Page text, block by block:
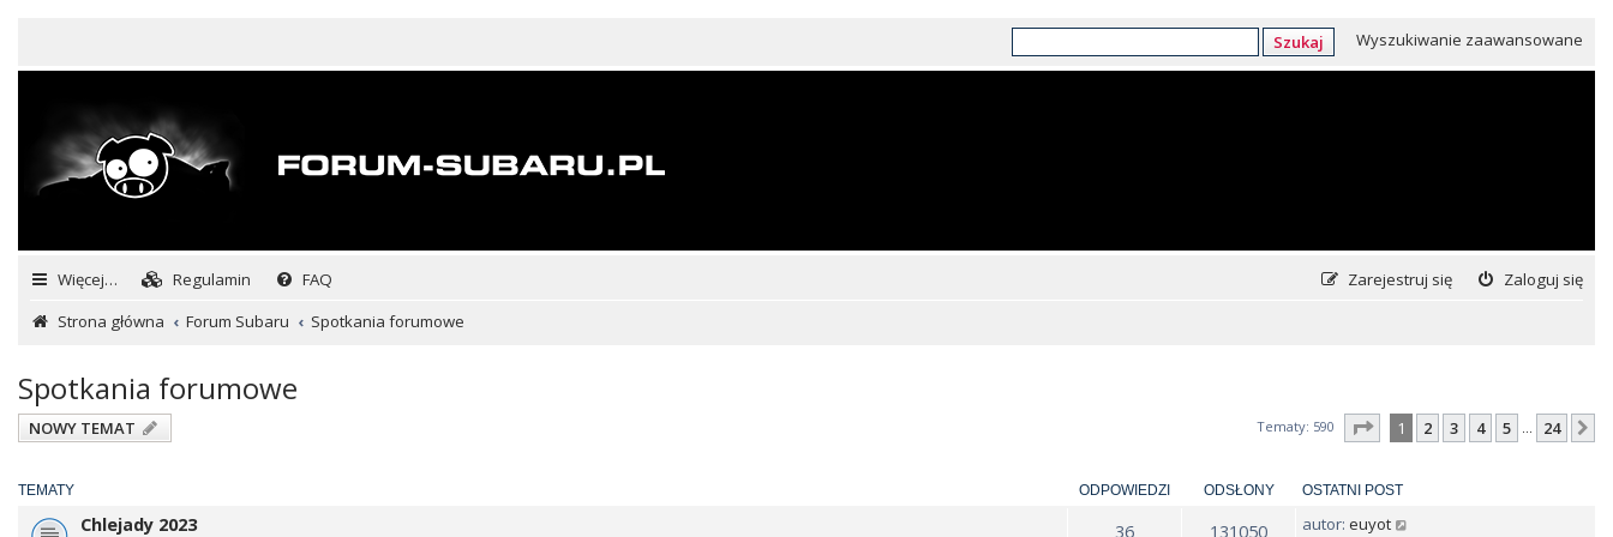
Szukaj Wyszukiwanie zaawansowane
Więcej… Regulamin FAQ Zaloguj się
Zarejestruj się
Strona główna
Forum Subaru Spotkania forumowe
Spotkania forumowe
NOWY TEMAT Tematy: 590 Strona1 z24
1 2 3 4 5 … 24
TEMATY ODPOWIEDZI ODSŁONY OSTATNI POST
Chlejady 2023 36 131050 autor: euyot